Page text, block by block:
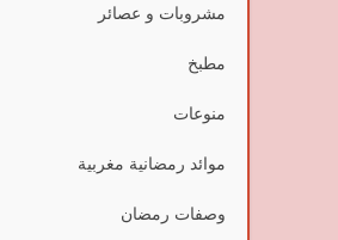
مشروبات و عصائر
مطبخ
منوعات
موائد رمضانية مغربية
وصفات رمضان